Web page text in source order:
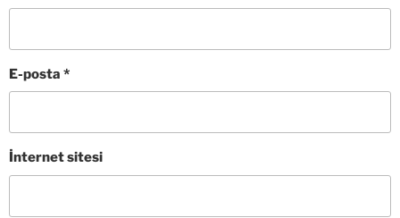
E-posta *
İnternet sitesi